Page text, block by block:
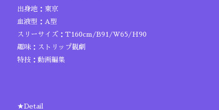
出身地：東京
血液型：A型
スリーサイズ：T160cm/B91/W65/H90
趣味：ストリップ観劇
特技：動画編集
★Detail